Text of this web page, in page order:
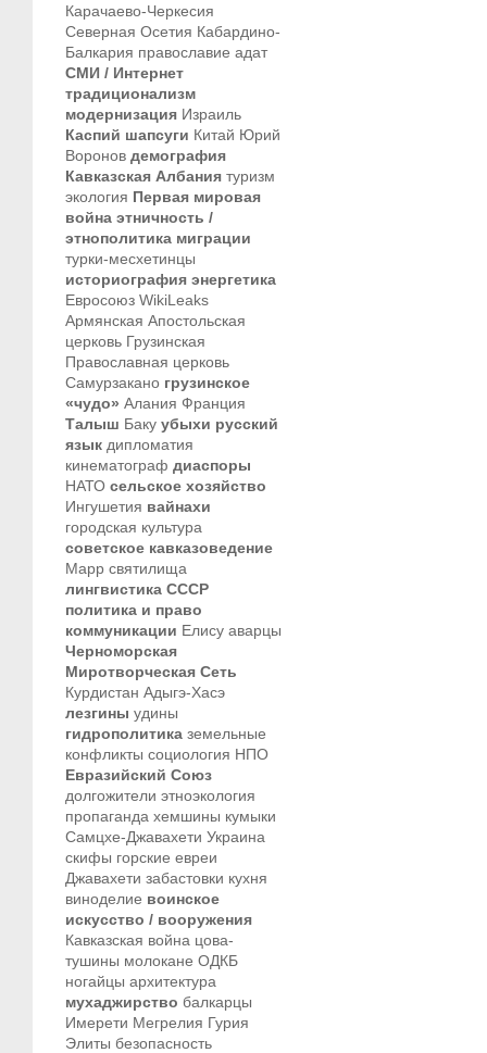
Карачаево-Черкесия
Северная Осетия Кабардино-
Балкария православие адат
СМИ / Интернет
традиционализм
модернизация Израиль
Каспий шапсуги Китай Юрий
Воронов демография
Кавказская Албания туризм
экология Первая мировая
война этничность /
этнополитика миграции
турки-месхетинцы
историография энергетика
Евросоюз WikiLeaks
Армянская Апостольская
церковь Грузинская
Православная церковь
Самурзакано грузинское
«чудо» Алания Франция
Талыш Баку убыхи русский
язык дипломатия
кинематограф диаспоры
НАТО сельское хозяйство
Ингушетия вайнахи
городская культура
советское кавказоведение
Марр святилища
лингвистика СССР
политика и право
коммуникации Елису аварцы
Черноморская
Миротворческая Сеть
Курдистан Адыгэ-Хасэ
лезгины удины
гидрополитика земельные
конфликты социология НПО
Евразийский Союз
долгожители этноэкология
пропаганда хемшины кумыки
Самцхе-Джавахети Украина
скифы горские евреи
Джавахети забастовки кухня
виноделие воинское
искусство / вооружения
Кавказская война цова-
тушины молокане ОДКБ
ногайцы архитектура
мухаджирство балкарцы
Имерети Мегрелия Гурия
Элиты безопасность